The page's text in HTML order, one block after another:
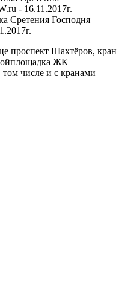
Сретения Господня
проспект Шахтёров, кран
ЖК
числе и с кранами